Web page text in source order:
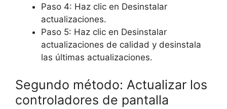
Paso 4: Haz clic en Desinstalar
actualizaciones.
Paso 5: Haz clic en Desinstalar
actualizaciones de calidad y desinstala
las últimas actualizaciones.
Segundo método: Actualizar los
controladores de pantalla